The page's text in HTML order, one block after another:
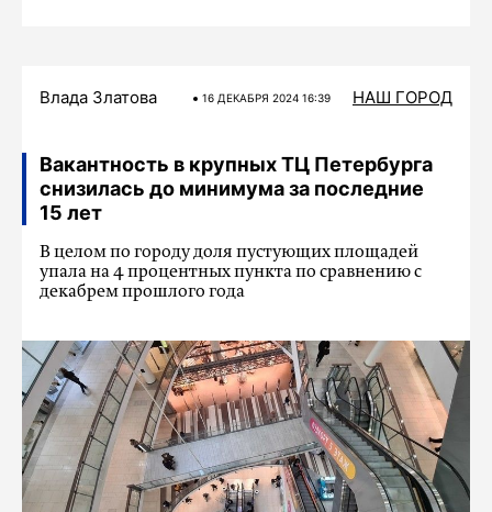
Влада Златова 16 ДЕКАБРЯ 2024 16:39 НАШ ГОРОД
Вакантность в крупных ТЦ Петербурга
снизилась до минимума за последние
15 лет
В целом по городу доля пустующих площадей
упала на 4 процентных пункта по сравнению с
декабрем прошлого года